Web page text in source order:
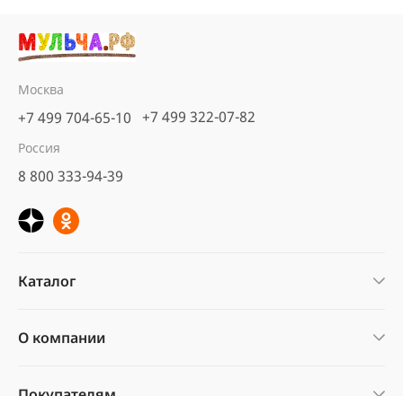
Москва
+7 499 704-65-10 +7 499 322-07-82
Россия
8 800 333-94-39
Каталог
О компании